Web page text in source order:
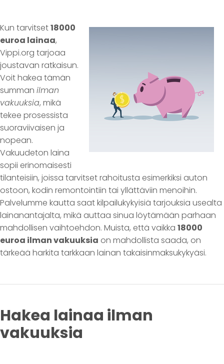
Kun tarvitset18000
euroa lainaa,
Vippi.org tarjoaa
joustavan ratkaisun.
Voit hakea tämän
summan ilman
vakuuksia, mikä
tekee prosessista
suoraviivaisen ja
nopean.
Vakuudeton laina
sopii erinomaisesti
tilanteisiin, joissa tarvitset rahoitusta esimerkiksi auton
ostoon, kodin remontointiin tai yllättäviin menoihin.
Palvelumme kautta saat kilpailukykyisiä tarjouksia usealta
lainanantajalta, mikä auttaa sinua löytämään parhaan
mahdollisen vaihtoehdon. Muista, että vaikka 18000
euroa ilman vakuuksia on mahdollista saada, on
tärkeää harkita tarkkaan lainan takaisinmaksukykyäsi.
Hakea lainaa ilman
vakuuksia